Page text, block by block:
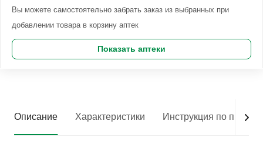
Вы можете самостоятельно забрать заказ из выбранных при
добавлении товара в корзину аптек
Показать аптеки
Описание Характеристики Инструкция по